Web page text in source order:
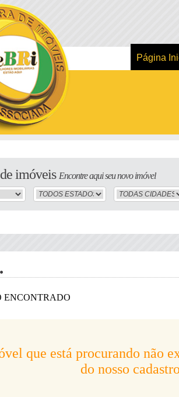
Página
imóveis Encontre aqui seu novo imóvel
ENCONTRADO
que está procurando não
do nosso